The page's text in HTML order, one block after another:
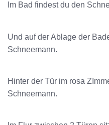
Im Bad findest du den
Und auf der Ablage der
Schneemann.
Hinter der Tür im rosa
Schneemann.